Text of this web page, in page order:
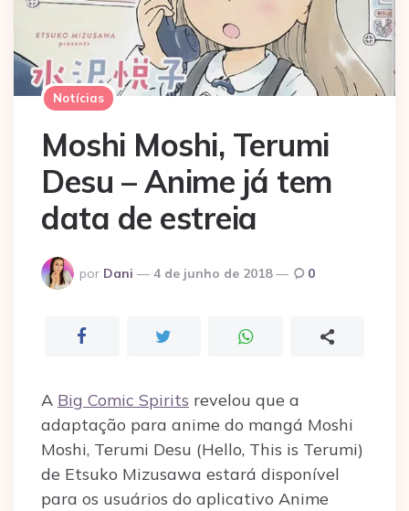
Notícias
Moshi Moshi, Terumi
Desu – Anime já tem
data de estreia
Postado
por
por Dani 4 de junho de 2018 0
A Big Comic Spirits revelou que a
adaptação para anime do mangá Moshi
Moshi, Terumi Desu (Hello, This is Terumi)
de Etsuko Mizusawa estará disponível
para os usuários do aplicativo Anime